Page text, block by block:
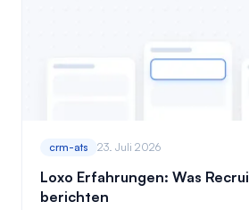
crm-ats 23. Juli 2026
Loxo Erfahrungen: Was
berichten